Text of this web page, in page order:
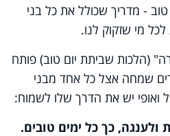
- מדריך שכולל את כל בני
מי שזקוק לנו.
(הלכות שביתת יום טוב) פותח
שמחה אצל כל אחד מבני
ואופי יש את הדרך שלו לשמוח:
כך כל ימים טובים.